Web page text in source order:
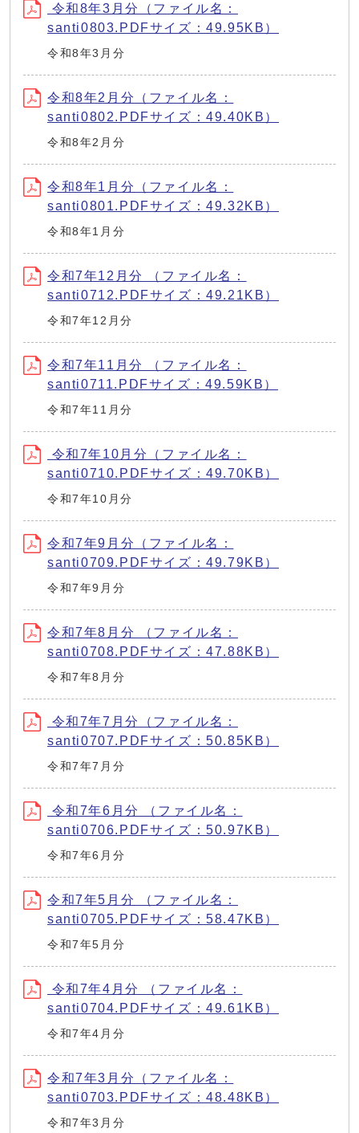
令和8年3月分（ファイル名：
santi0803.PDFサイズ：49.95KB）
令和8年3月分
令和8年2月分（ファイル名：
santi0802.PDFサイズ：49.40KB）
令和8年2月分
令和8年1月分（ファイル名：
santi0801.PDFサイズ：49.32KB）
令和8年1月分
令和7年12月分 （ファイル名：
santi0712.PDFサイズ：49.21KB）
令和7年12月分
令和7年11月分 （ファイル名：
santi0711.PDFサイズ：49.59KB）
令和7年11月分
令和7年10月分（ファイル名：
santi0710.PDFサイズ：49.70KB）
令和7年10月分
令和7年9月分（ファイル名：
santi0709.PDFサイズ：49.79KB）
令和7年9月分
令和7年8月分 （ファイル名：
santi0708.PDFサイズ：47.88KB）
令和7年8月分
令和7年7月分（ファイル名：
santi0707.PDFサイズ：50.85KB）
令和7年7月分
令和7年6月分 （ファイル名：
santi0706.PDFサイズ：50.97KB）
令和7年6月分
令和7年5月分 （ファイル名：
santi0705.PDFサイズ：58.47KB）
令和7年5月分
令和7年4月分 （ファイル名：
santi0704.PDFサイズ：49.61KB）
令和7年4月分
令和7年3月分（ファイル名：
santi0703.PDFサイズ：48.48KB）
令和7年3月分